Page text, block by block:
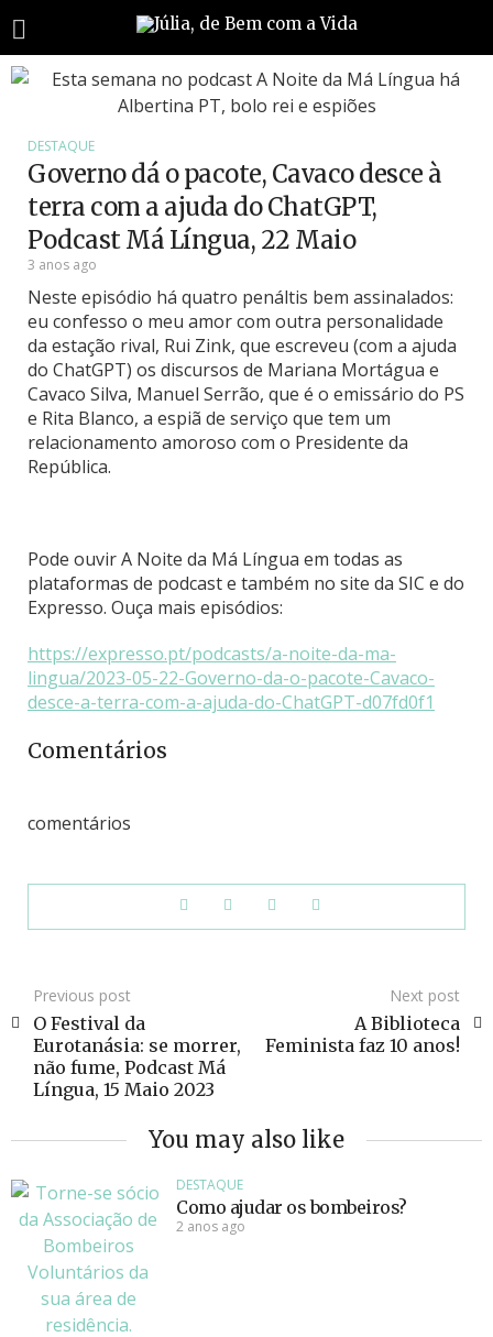
DESTAQUE
Governo dá o pacote, Cavaco desce à
terra com a ajuda do ChatGPT,
Podcast Má Língua, 22 Maio
3 anos ago
Neste episódio há quatro penáltis bem assinalados:
eu confesso o meu amor com outra personalidade
da estação rival, Rui Zink, que escreveu (com a ajuda
do ChatGPT) os discursos de Mariana Mortágua e
Cavaco Silva, Manuel Serrão, que é o emissário do PS
e Rita Blanco, a espiã de serviço que tem um
relacionamento amoroso com o Presidente da
República.
Pode ouvir A Noite da Má Língua em todas as
plataformas de podcast e também no site da SIC e do
Expresso. Ouça mais episódios:
https://expresso.pt/podcasts/a-noite-da-ma-
lingua/2023-05-22-Governo-da-o-pacote-Cavaco-
desce-a-terra-com-a-ajuda-do-ChatGPT-d07fd0f1
Comentários
comentários
Previous post
O Festival da
Eurotanásia: se morrer,
não fume, Podcast Má
Língua, 15 Maio 2023
Next post
A Biblioteca
Feminista faz 10 anos!
You may also like
DESTAQUE
Como ajudar os bombeiros?
2 anos ago